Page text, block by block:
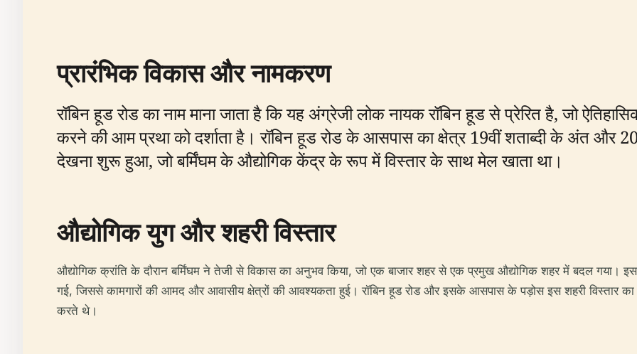
प्रारंभिक विकास और नामकरण
रॉबिन हूड रोड का नाम माना जाता है कि यह अंग्रेजी लोक नायक रॉबिन हूड से प्रेरित है, जो
करने की आम प्रथा को दर्शाता है। रॉबिन हूड रोड के आसपास का क्षेत्र 19वीं शताब्दी के अंत और
देखना शुरू हुआ, जो बर्मिंघम के औद्योगिक केंद्र के रूप में विस्तार के साथ मेल खाता था।
औद्योगिक युग और शहरी विस्तार
औद्योगिक क्रांति के दौरान बर्मिंघम ने तेजी से विकास का अनुभव किया, जो एक बाजार शहर से एक प्रमुख औद्योगिक शहर में बदल गया।
गई, जिससे कामगारों की आमद और आवासीय क्षेत्रों की आवश्यकता हुई। रॉबिन हूड रोड और इसके आसपास के पड़ोस इस शहरी विस्तार
करते थे।